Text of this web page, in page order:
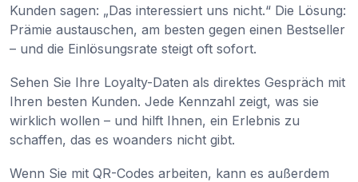
Kunden sagen: „Das interessiert uns nicht.“ Die Lösung:
Prämie austauschen, am besten gegen einen Bestseller
– und die Einlösungsrate steigt oft sofort.
Sehen Sie Ihre Loyalty-Daten als direktes Gespräch mit
Ihren besten Kunden. Jede Kennzahl zeigt, was sie
wirklich wollen – und hilft Ihnen, ein Erlebnis zu
schaffen, das es woanders nicht gibt.
Wenn Sie mit QR-Codes arbeiten, kann es außerdem